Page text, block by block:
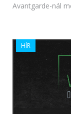
Avantgarde-nál
HÍR